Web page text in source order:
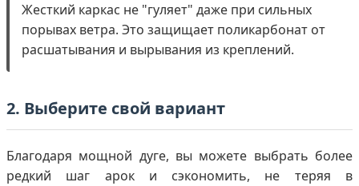
Жесткий каркас не "гуляет" даже при сильных
порывах ветра. Это защищает поликарбонат от
расшатывания и вырывания из креплений.
2. Выберите свой вариант
Благодаря мощной дуге, вы можете выбрать более
редкий шаг арок и сэкономить, не теряя в